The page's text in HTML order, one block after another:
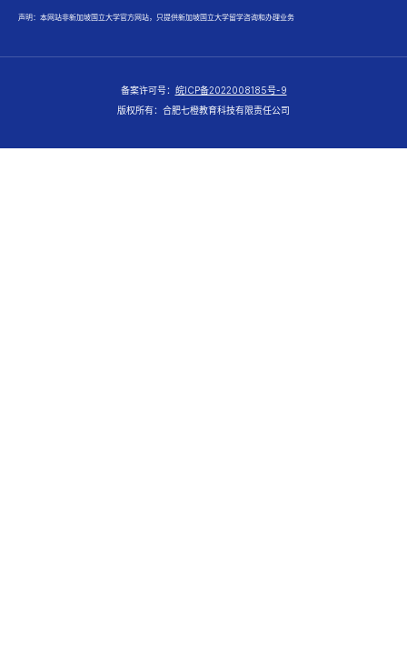
声明：本网站非新加坡国立大学官方网站，只提供新加坡国立大学留学咨询和办理业务
备案许可号： 皖ICP备2022008185号-9
版权所有：合肥七橙教育科技有限责任公司